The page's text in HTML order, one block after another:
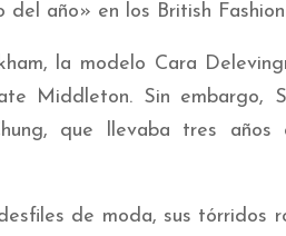
año» en los British
la modelo Cara
Middleton. Sin embargo,
que llevaba tres años
de moda, sus tórridos